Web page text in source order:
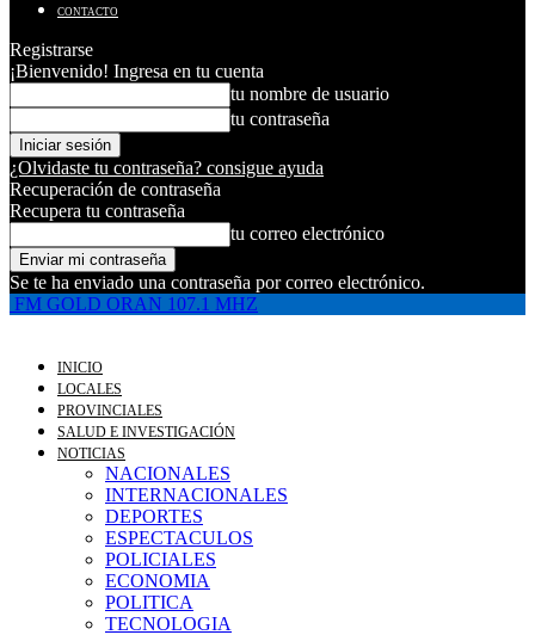
CONTACTO
Registrarse
¡Bienvenido! Ingresa en tu cuenta
tu nombre de usuario
tu contraseña
¿Olvidaste tu contraseña? consigue ayuda
Recuperación de contraseña
Recupera tu contraseña
tu correo electrónico
Se te ha enviado una contraseña por correo electrónico.
FM GOLD ORAN 107.1 MHZ
INICIO
LOCALES
PROVINCIALES
SALUD E INVESTIGACIÓN
NOTICIAS
NACIONALES
INTERNACIONALES
DEPORTES
ESPECTACULOS
POLICIALES
ECONOMIA
POLITICA
TECNOLOGIA